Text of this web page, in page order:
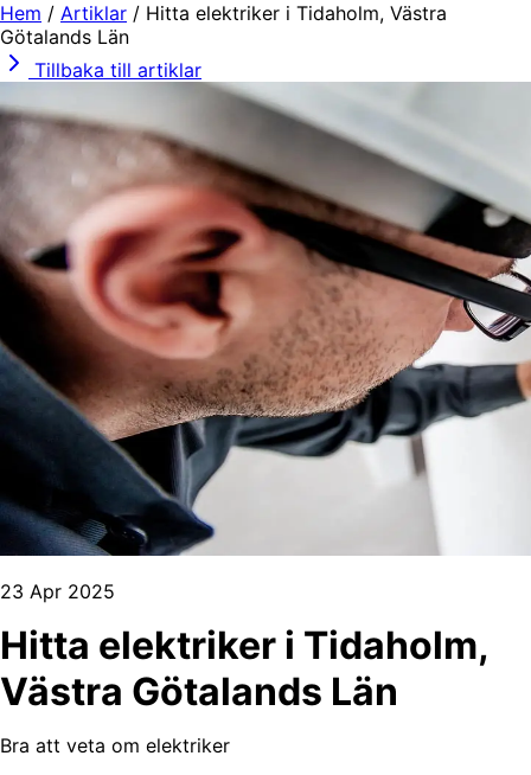
Hem / Artiklar / Hitta elektriker i Tidaholm, Västra
Götalands Län
Tillbaka till artiklar
23 Apr 2025
Hitta elektriker i Tidaholm,
Västra Götalands Län
Bra att veta om elektriker